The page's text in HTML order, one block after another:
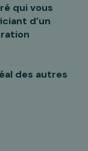
qui vous
d’un
des autres